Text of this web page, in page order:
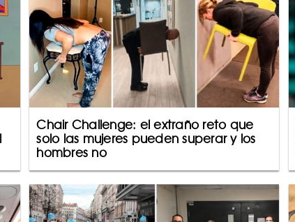
Chair Challenge: el extraño reto que
solo las mujeres pueden superar y los
hombres no